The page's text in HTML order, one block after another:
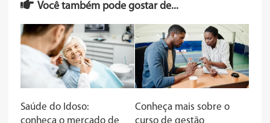
Você também pode gostar de...
Saúde do Idoso:
conheça o mercado de
Conheça mais sobre o
curso de gestão